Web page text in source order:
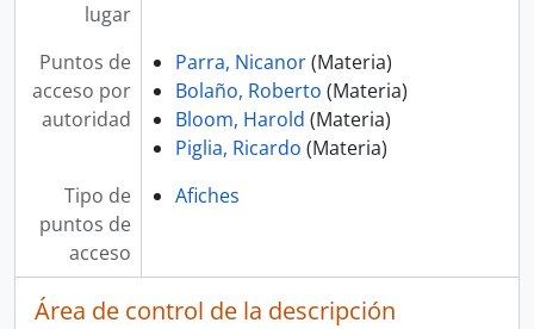
lugar
Puntos de
acceso por
autoridad
Parra, Nicanor(Materia)
Bolaño, Roberto (Materia)
Bloom, Harold (Materia)
Piglia, Ricardo (Materia)
Tipo de
puntos de
acceso
Afiches
Área de control de la descripción